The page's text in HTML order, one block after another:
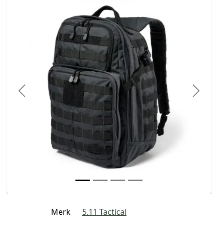
Previous Next
Merk
5.11 Tactical